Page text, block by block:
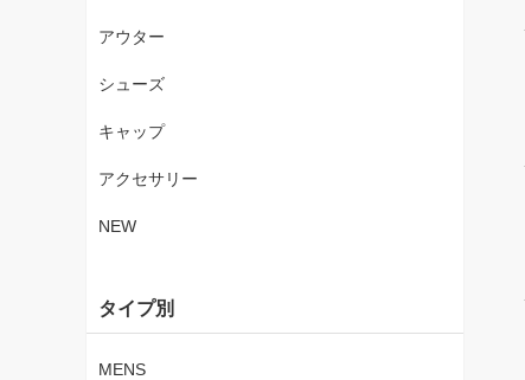
アウター
シューズ
キャップ
アクセサリー
NEW
タイプ別
MENS